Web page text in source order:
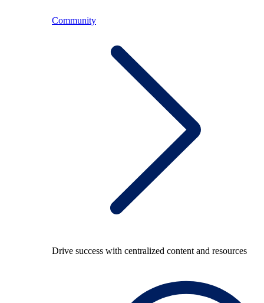
Community
Drive success with centralized content and resources